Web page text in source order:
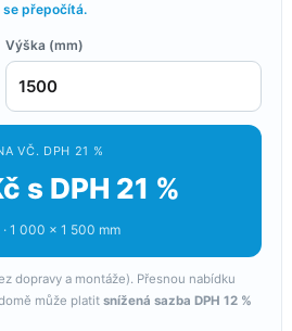
se přepočítá.
Výška (mm)
VČ. DPH 21 %
s DPH 21 %
1 000 × 1 500 mm
dopravy a montáže). Přesnou nabídku
může platit snížená sazba DPH 12 %